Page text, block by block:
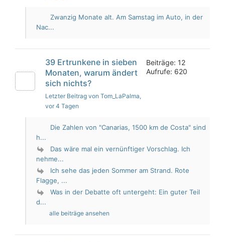
Zwanzig Monate alt. Am Samstag im Auto, in der
Nac...
39 Ertrunkene in sieben
Monaten, warum ändert
sich nichts?
Letzter Beitrag von Tom_LaPalma,
vor 4 Tagen
Beiträge: 12
Aufrufe: 620
Die Zahlen von "Canarias, 1500 km de Costa" sind
h...
Das wäre mal ein vernünftiger Vorschlag. Ich
nehme...
Ich sehe das jeden Sommer am Strand. Rote
Flagge, ...
Was in der Debatte oft untergeht: Ein guter Teil
d...
alle beiträge ansehen